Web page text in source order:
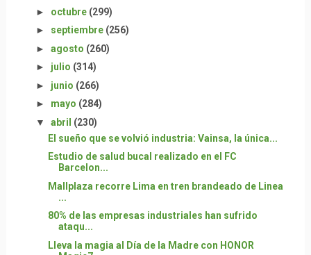
► octubre (299)
► septiembre (256)
► agosto (260)
► julio (314)
► junio (266)
► mayo (284)
▼ abril (230)
El sueño que se volvió industria: Vainsa, la única...
Estudio de salud bucal realizado en el FC
Barcelon...
Mallplaza recorre Lima en tren brandeado de Linea
...
80% de las empresas industriales han sufrido
ataqu...
Lleva la magia al Día de la Madre con HONOR